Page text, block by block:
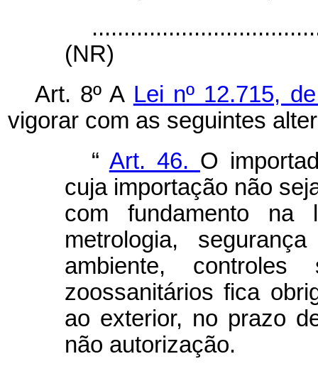
(NR)
Art. 8º A Lei nº 12.715,
vigorar com as seguintes
“ Art. 46. O
cuja importação não
com fundamento na
metrologia,
ambiente, controles
zoossanitários fica
ao exterior, no prazo
não autorização.